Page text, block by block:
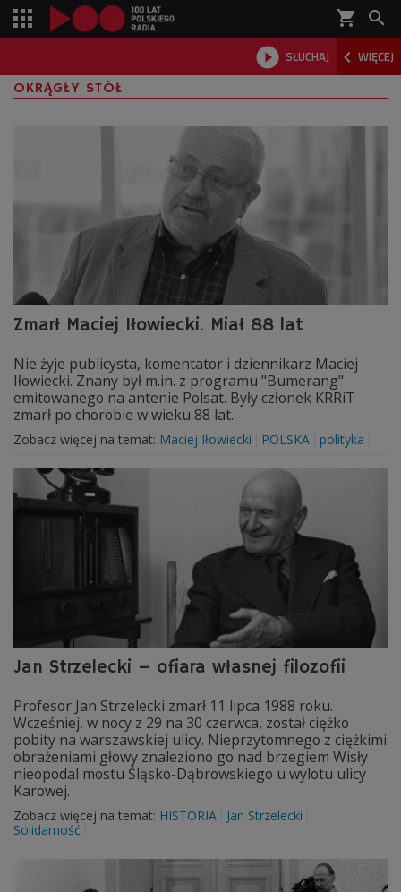
shopping_cart 
 SŁUCHAJ  WIĘCEJ

OKRĄGŁY STÓŁ
Zmarł Maciej Iłowiecki. Miał 88 lat
Nie żyje publicysta, komentator i dziennikarz Maciej
Iłowiecki. Znany był m.in. z programu "Bumerang"
emitowanego na antenie Polsat. Były członek KRRiT
zmarł po chorobie w wieku 88 lat.
Zobacz więcej na temat: Maciej Iłowiecki POLSKA polityka
Jan Strzelecki – ofiara własnej filozofii
Profesor Jan Strzelecki zmarł 11 lipca 1988 roku.
Wcześniej, w nocy z 29 na 30 czerwca, został ciężko
pobity na warszawskiej ulicy. Nieprzytomnego z ciężkimi
obrażeniami głowy znaleziono go nad brzegiem Wisły
nieopodal mostu Śląsko-Dąbrowskiego u wylotu ulicy
Karowej.
Zobacz więcej na temat: HISTORIA
Jan Strzelecki
Solidarność